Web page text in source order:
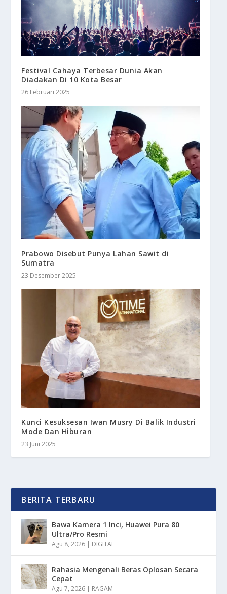
Festival Cahaya Terbesar Dunia Akan
Diadakan Di 10 Kota Besar
26 Februari 2025
Prabowo Disebut Punya Lahan Sawit di
Sumatra
23 Desember 2025
Kunci Kesuksesan Iwan Musry Di Balik Industri
Mode Dan Hiburan
23 Juni 2025
BERITA TERBARU
Bawa Kamera 1 Inci, Huawei Pura 80
Ultra/Pro Resmi
Agu 8, 2026 | DIGITAL
Rahasia Mengenali Beras Oplosan Secara
Cepat
Agu 7, 2026 | RAGAM